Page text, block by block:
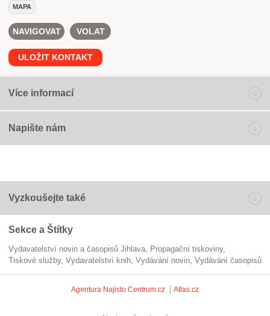
MAPA
NAVIGOVAT VOLAT
ULOŽIT KONTAKT
Více informací
Napište nám
Vyzkoušejte také
Sekce a Štítky
Vydavatelství novin a časopisů Jihlava
propagační tiskoviny
tiskové služby
vydavatelství knih vydávání novin vydávání časopisů
Agentura Najisto Centrum.cz Atlas.cz